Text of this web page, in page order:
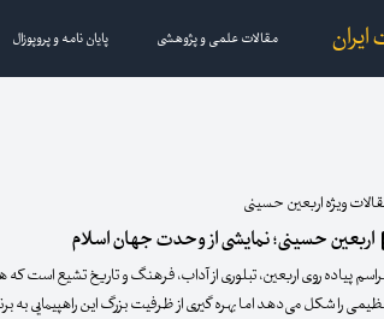
مقالات علمی و پژوهشی پایان نامه و پروپوزال
ویژه اربعین حسینی
اربعین حسینی؛ نمایشی از وحدت جهان اسلام
پیاده روی اربعین، تبلوری از آداب، فرهنگ و تاریخ تشیع است
را شکل می‌دهد اما بهره گیری از ظرفیت بزرگ این راهپیمایی به